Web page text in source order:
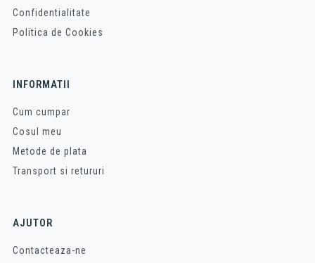
Confidentialitate
Politica de Cookies
INFORMATII
Cum cumpar
Cosul meu
Metode de plata
Transport si retururi
AJUTOR
Contacteaza-ne